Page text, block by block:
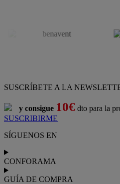
SUSCRÍBETE A LA
y consigue 10€ dto para la
SUSCRIBIRME
SÍGUENOS EN
CONFORAMA
GUÍA DE COMPRA